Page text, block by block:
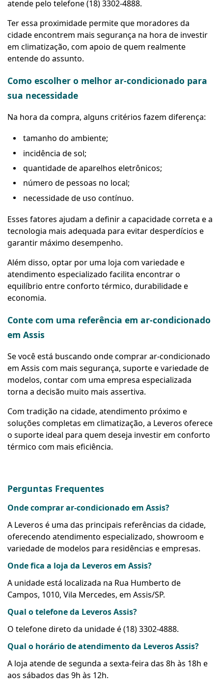
atende pelo telefone (18) 3302-4888.
Ter essa proximidade permite que moradores da
cidade encontrem mais segurança na hora de investir
em climatização, com apoio de quem realmente
entende do assunto.
Como escolher o melhor ar-condicionado para
sua necessidade
Na hora da compra, alguns critérios fazem diferença:
tamanho do ambiente;
incidência de sol;
quantidade de aparelhos eletrônicos;
número de pessoas no local;
necessidade de uso contínuo.
Esses fatores ajudam a definir a capacidade correta e a
tecnologia mais adequada para evitar desperdícios e
garantir máximo desempenho.
Além disso, optar por uma loja com variedade e
atendimento especializado facilita encontrar o
equilíbrio entre conforto térmico, durabilidade e
economia.
Conte com uma referência em ar-condicionado
em Assis
Se você está buscando onde comprar ar-condicionado
em Assis com mais segurança, suporte e variedade de
modelos, contar com uma empresa especializada
torna a decisão muito mais assertiva.
Com tradição na cidade, atendimento próximo e
soluções completas em climatização, a Leveros oferece
o suporte ideal para quem deseja investir em conforto
térmico com mais eficiência.
Perguntas Frequentes
Onde comprar ar-condicionado em Assis?
A Leveros é uma das principais referências da cidade,
oferecendo atendimento especializado, showroom e
variedade de modelos para residências e empresas.
Onde fica a loja da Leveros em Assis?
A unidade está localizada na Rua Humberto de
Campos, 1010, Vila Mercedes, em Assis/SP.
Qual o telefone da Leveros Assis?
O telefone direto da unidade é (18) 3302-4888.
Qual o horário de atendimento da Leveros Assis?
A loja atende de segunda a sexta-feira das 8h às 18h e
aos sábados das 9h às 12h.